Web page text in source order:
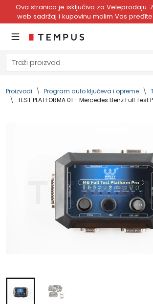
Ova stranica je isključivo za Veleprodaju.
web sadržaj i kupovinu molim Vas
Proizvodi Program auto ključeva i opreme
TEST PLATFORMA 01 - Mercedes Benz Full Test